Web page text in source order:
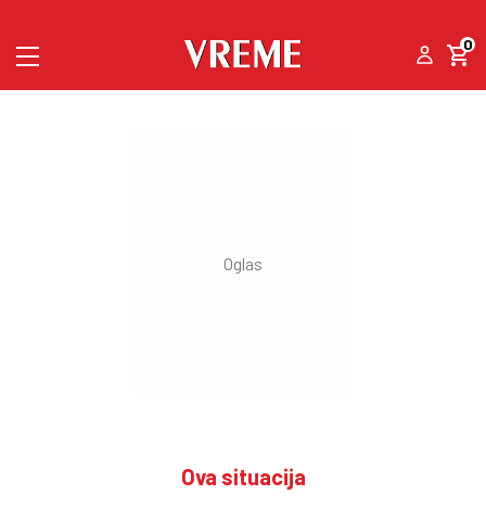
0
Ova situacija